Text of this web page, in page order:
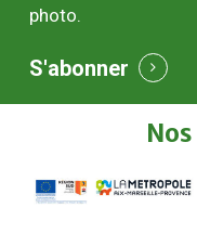
photo.
S'abonner
Nos